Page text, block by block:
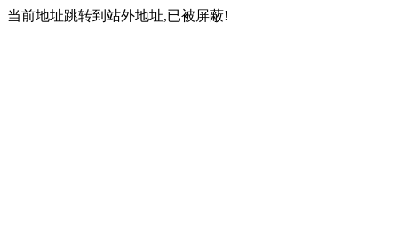
当前地址跳转到站外地址,已被屏蔽!